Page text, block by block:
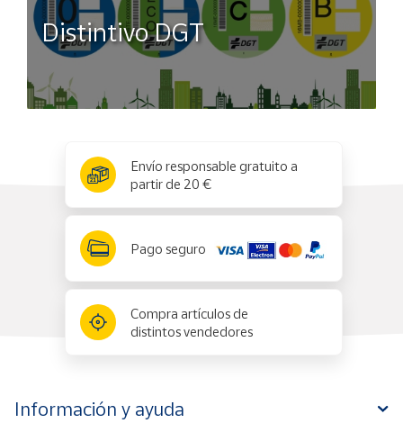
Distintivo DGT
Envío responsable gratuito a
partir de 20 €
Pago seguro
Compra artículos de
distintos vendedores
Información y ayuda